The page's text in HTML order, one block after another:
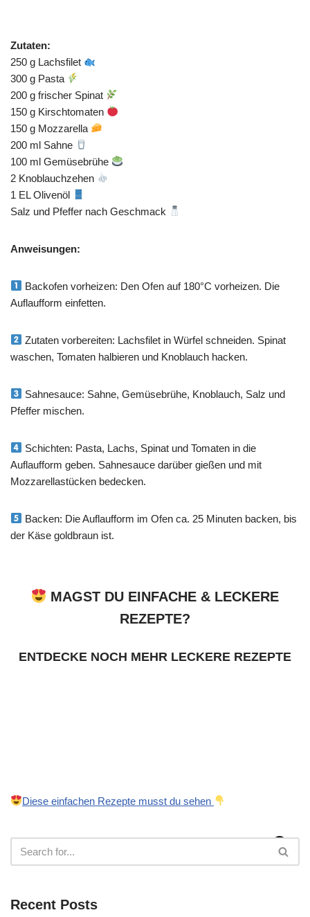
Zutaten:
250 g Lachsfilet
300 g Pasta
200 g frischer Spinat
150 g Kirschtomaten
150 g Mozzarella
200 ml Sahne
100 ml Gemüsebrühe
2 Knoblauchzehen
1 EL Olivenöl
Salz und Pfeffer nach Geschmack
Anweisungen:
Backofen vorheizen: Den Ofen auf 180°C vorheizen. Die
Auflaufform einfetten.
Zutaten vorbereiten: Lachsfilet in Würfel schneiden. Spinat
waschen, Tomaten halbieren und Knoblauch hacken.
Sahnesauce: Sahne, Gemüsebrühe, Knoblauch, Salz und
Pfeffer mischen.
Schichten: Pasta, Lachs, Spinat und Tomaten in die
Auflaufform geben. Sahnesauce darüber gießen und mit
Mozzarellastücken bedecken.
Backen: Die Auflaufform im Ofen ca. 25 Minuten backen, bis
der Käse goldbraun ist.
MAGST DU EINFACHE & LECKERE
REZEPTE?
ENTDECKE NOCH MEHR LECKERE REZEPTE
Diese einfachen Rezepte musst du sehen
Recent Posts